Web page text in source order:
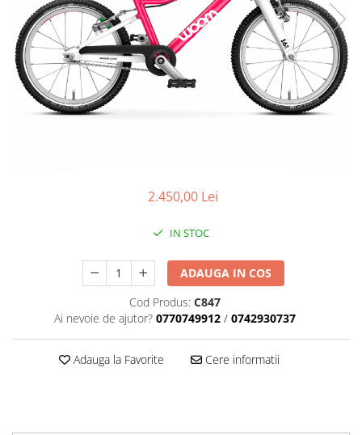
Saboti de frana
Schimbatoare viteze
Scule bicicleta
Sei bicicleta
2.450,00 Lei
IN STOC
ADAUGA IN COS
Cod Produs: C847
Ai nevoie de ajutor? 0770749912 / 0742930737
Adauga la Favorite Cere informatii